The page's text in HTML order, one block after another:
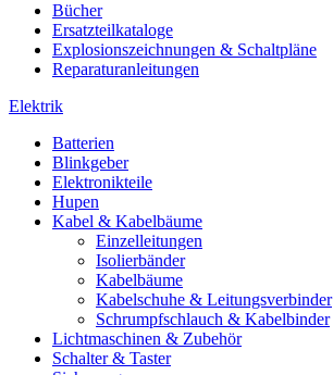
Bücher
Ersatzteilkataloge
Explosionszeichnungen & Schaltpläne
Reparaturanleitungen
Elektrik
Batterien
Blinkgeber
Elektronikteile
Hupen
Kabel & Kabelbäume
Einzelleitungen
Isolierbänder
Kabelbäume
Kabelschuhe & Leitungsverbinder
Schrumpfschlauch & Kabelbinder
Lichtmaschinen & Zubehör
Schalter & Taster